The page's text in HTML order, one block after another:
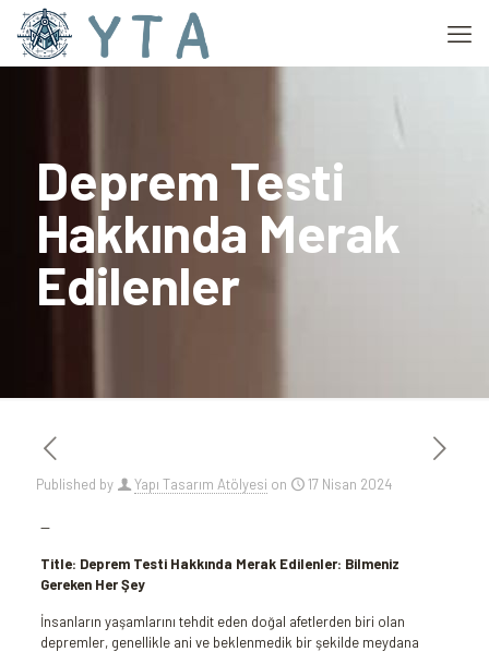
Deprem Testi
Hakkında Merak
Edilenler
Published by Yapı Tasarım Atölyesi on 17 Nisan 2024
—
Title: Deprem Testi Hakkında Merak Edilenler: Bilmeniz
Gereken Her Şey
İnsanların yaşamlarını tehdit eden doğal afetlerden biri olan
depremler, genellikle ani ve beklenmedik bir şekilde meydana